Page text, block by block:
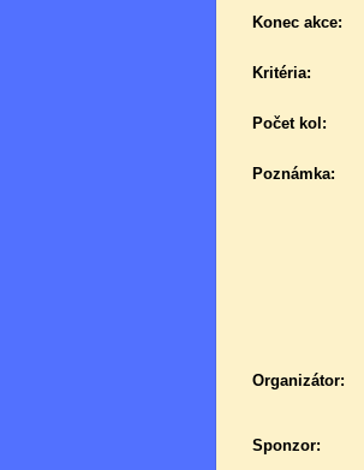
Konec akce:
Kritéria:
Počet kol:
Poznámka:
Organizátor:
Sponzor: